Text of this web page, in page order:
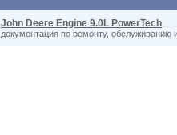
John Deere Engine 9.0L PowerTech
документация по ремонту, обслуживанию